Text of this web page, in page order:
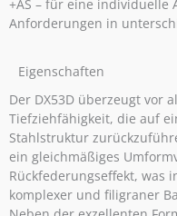
+AS – für eine individuelle
Anforderungen in
Eigenschaften
Der DX53D überzeugt vor
Tiefziehfähigkeit, die auf
Stahlstruktur
ein gleichmäßiges
Rückfederungseffekt, was
komplexer und filigraner